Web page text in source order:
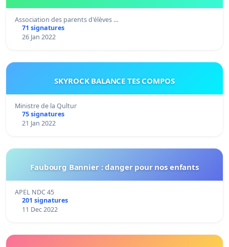
Association des parents d'élèves …
71 signatures
26 Jan 2022
SKYROCK BALANCE TES COMPOS
Ministre de la Qultur
75 signatures
21 Jan 2022
Faubourg Bannier : danger pour nos enfants
APEL NDC 45
201 signatures
11 Dec 2022